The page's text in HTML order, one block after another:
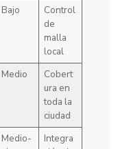
Bajo
Control
de
malla
local
Medio
Cobert
ura en
toda la
ciudad
Medio-
Integra